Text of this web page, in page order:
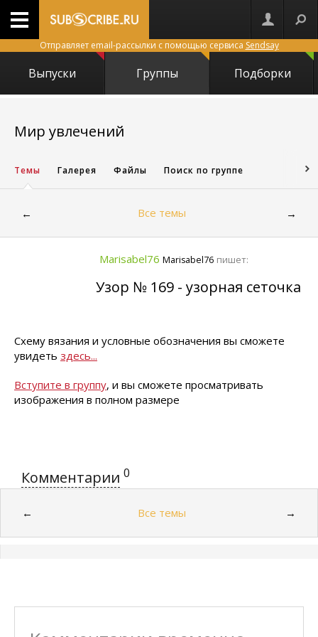
Отправляет email-рассылки с помощью сервиса Sendsay
Выпуски Группы Подборки
Мир увлечений
Темы Галерея Файлы Поиск по группе
← Все темы →
Marisabel76 Marisabel76 пишет:
Узор № 169 - узорная сеточка
Схему вязания и условные обозначения вы сможете
увидеть здесь...
Вступите в группу, и вы сможете просматривать
изображения в полном размере
Комментарии 0
← Все темы →